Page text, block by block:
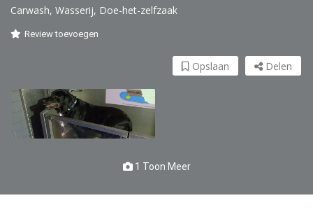
Carwash, Wasserij, Doe-het-zelfzaak
Review toevoegen
Delen
Opslaan
1 Toon Meer